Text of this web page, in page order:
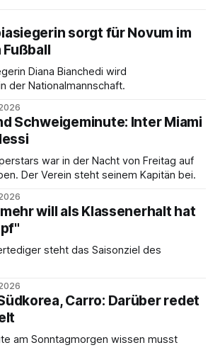
sorgt für Novum im
Diana Bianchedi wird
der Nationalmannschaft.
Schweigeminute: Inter Miami
war in der Nacht von Freitag auf
Der Verein steht seinem Kapitän bei.
will als Klassenerhalt hat
steht das Saisonziel des
Carro: Darüber redet
am Sonntagmorgen wissen musst